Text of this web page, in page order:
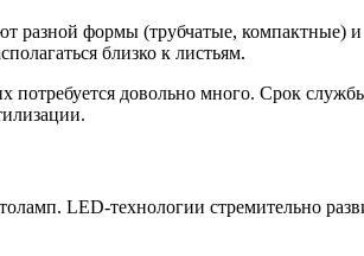
формы (трубчатые, компактные) и
близко к листьям.
довольно много. Срок
LED-технологии стремительно